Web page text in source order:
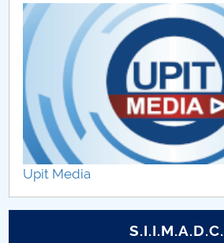
MENIU CANTINA
Proiecte PEO
Proiecte Erasmus+
Upit Media
S.I.I.M.A.D.C.